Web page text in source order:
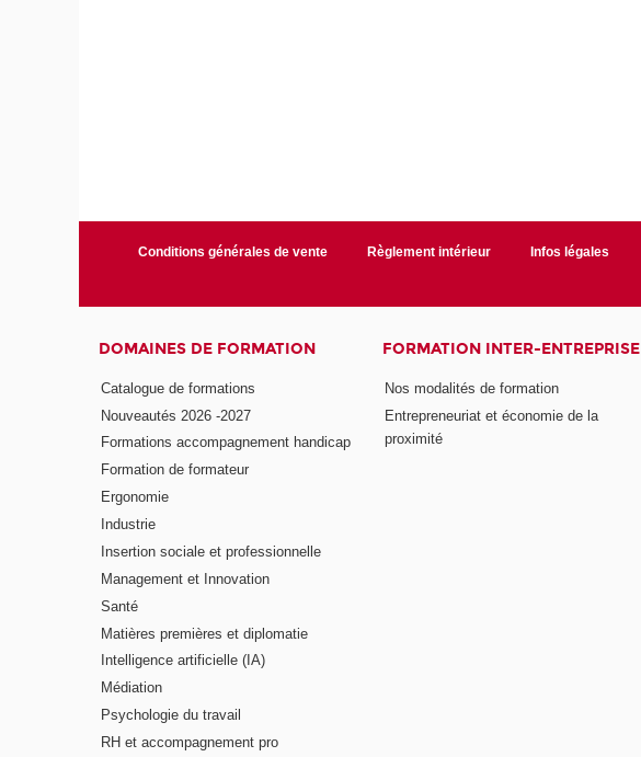
Conditions générales de vente Règlement intérieur Infos légales
DOMAINES DE FORMATION
Catalogue de formations
Nouveautés 2026 -2027
Formations accompagnement handicap
Formation de formateur
Ergonomie
Industrie
Insertion sociale et professionnelle
Management et Innovation
Santé
Matières premières et diplomatie
Intelligence artificielle (IA)
Médiation
Psychologie du travail
RH et accompagnement pro
FORMATION INTER-ENTREPRISE
Nos modalités de formation
Entrepreneuriat et économie de la
proximité